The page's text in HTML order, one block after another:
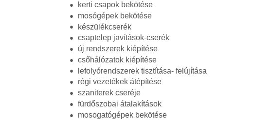
kerti csapok bekötése
mosógépek bekötése
készülékcserék
csaptelep javítások-cserék
új rendszerek kiépítése
csőhálózatok kiépítése
lefolyórendszerek tisztítása- felújítása
régi vezetékek átépítése
szaniterek cseréje
fürdőszobai átalakítások
mosogatógépek bekötése